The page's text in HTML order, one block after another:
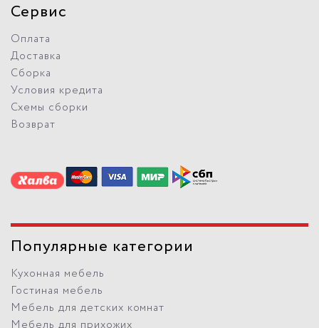
Сервис
Оплата
Доставка
Сборка
Условия кредита
Схемы сборки
Возврат
Популярные категории
Кухонная мебель
Гостиная мебель
Мебель для детских комнат